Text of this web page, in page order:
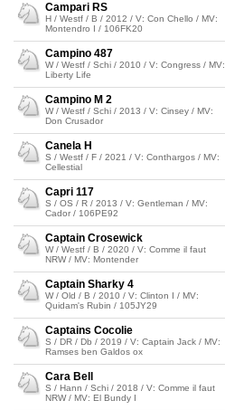
Campari RS
H / Westf / B / 2012 / V: Con Chello / MV:
Montendro I / 106FK20
Campino 487
W / Westf / Schi / 2010 / V: Congress / MV:
Liberty Life
Campino M 2
W / Westf / Schi / 2013 / V: Cinsey / MV:
Don Crusador
Canela H
S / Westf / F / 2021 / V: Conthargos / MV:
Cellestial
Capri 117
S / OS / R / 2013 / V: Gentleman / MV:
Cador / 106PE92
Captain Crosewick
W / Westf / B / 2020 / V: Comme il faut
NRW / MV: Montender
Captain Sharky 4
W / Old / B / 2010 / V: Clinton I / MV:
Quidam's Rubin / 105JY29
Captains Cocolie
S / DR / Db / 2019 / V: Captain Jack / MV:
Ramses ben Galdos ox
Cara Bell
S / Hann / Schi / 2018 / V: Comme il faut
NRW / MV: El Bundy I